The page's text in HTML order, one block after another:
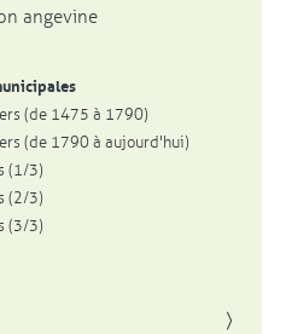
angevine
(de 1475 à 1790)
(de 1790 à aujourd'hui)
(1/3)
(2/3)
(3/3)